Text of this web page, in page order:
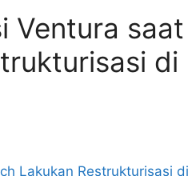
Ventura saat
di